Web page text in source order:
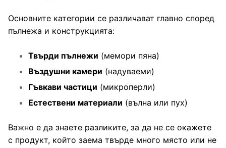
Основните категории се различават главно според
пълнежа и конструкцията:
Твърди пълнежи (мемори пяна)
Въздушни камери (надуваеми)
Гъвкави частици (микроперли)
Естествени материали (вълна или пух)
Важно е да знаете разликите, за да не се окажете
с продукт, който заема твърде много място или не